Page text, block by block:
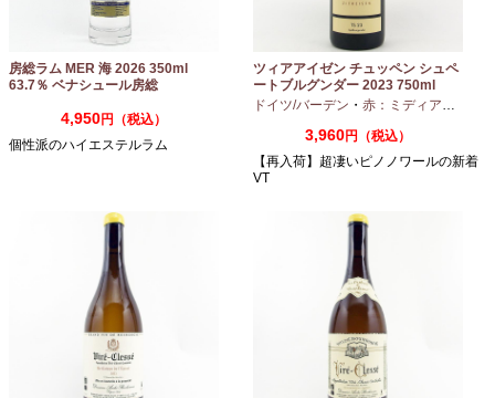
房総ラム MER 海 2026 350ml
63.7％ ベナシュール房総
4,950円（税込）
個性派のハイエステルラム
ツィアアイゼン チュッペン シュペ
ートブルグンダー 2023 750ml
ドイツ/バーデン ・ 赤：ミディアムボディ
3,960円（税込）
【再入荷】超凄いピノノワールの新着
VT